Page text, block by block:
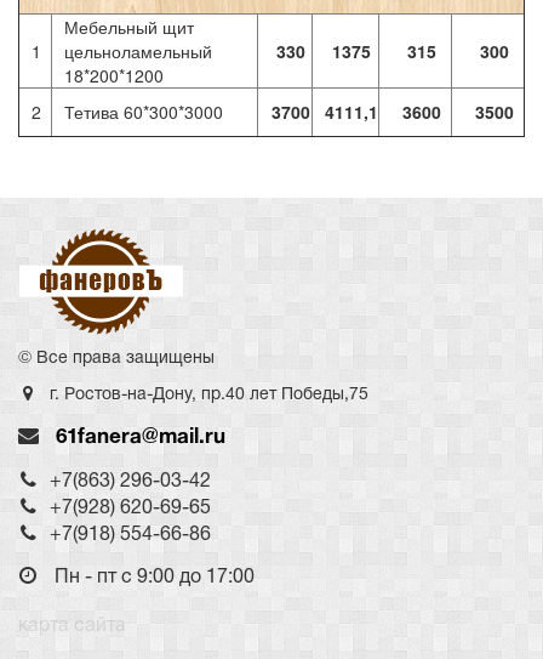
1
Мебельный щит
цельноламельный
18*200*1200
330 1375 315 300
2 Тетива 60*300*3000 3700 4111,1 3600 3500
© Все права защищены
г. Ростов-на-Дону, пр.40 лет Победы,75
61fanera@mail.ru
+7(863) 296-03-42
+7(928) 620-69-65
+7(918) 554-66-86
Пн - пт с 9:00 до 17:00
карта сайта